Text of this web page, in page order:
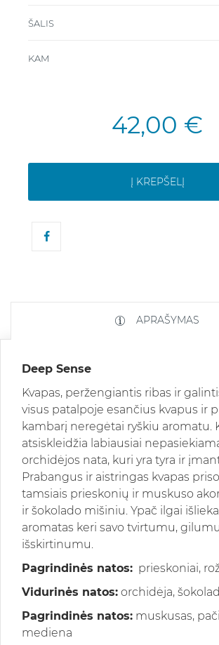
ŠALIS
KAM
42,00 €
Į KREPŠELĮ
APRAŠYMAS
Deep Sense
Kvapas, peržengiantis ribas ir
visus patalpoje esančius kvapus ir
kambarį neregėtai ryškiu aromatu.
atsiskleidžia labiausiai
orchidėjos nata, kuri yra tyra ir
Prabangus ir aistringas kvapas
tamsiais prieskonių ir muskuso
ir šokolado mišiniu. Ypač ilgai
aromatas keri savo tvirtumu,
išskirtinumu.
Pagrindinės natos: prieskoniai,
Vidurinės natos: orchidėja,
Pagrindinės natos: muskusas,
mediena